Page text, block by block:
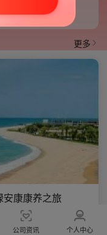
更多 
安康康养之旅
盛运营部
年5月25日
公司资讯 个人中心